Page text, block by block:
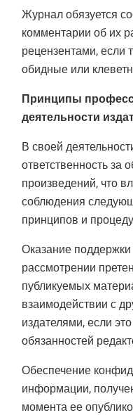
Журнал обязуется
комментарии об их
рецензентами, если
обидные или
Принципы
деятельности
В своей
ответственность за
произведений, что
соблюдения
принципов и
Оказание
рассмотрении
публикуемых
взаимодействии с
издателями, если
обязанностей
Обеспечение
информации,
момента ее